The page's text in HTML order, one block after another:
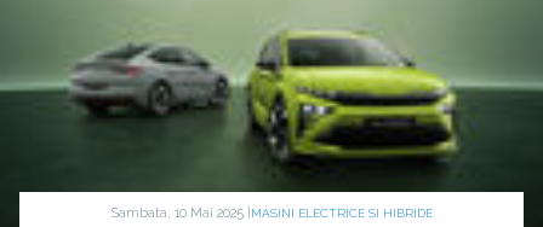
Sambata, 10 Mai 2025 | MASINI ELECTRICE SI HIBRIDE